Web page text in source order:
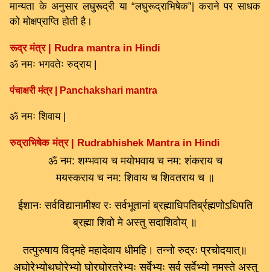
मान्यता के अनुसार लघुरूद्री या “लघुरूद्राभिषेक”| कराने पर साधक
को मोक्षप्राप्ति होती है।
रूद्र मंत्र | Rudra mantra in Hindi
ॐ नमः भगवतेः रुद्राय |
पंचाक्षरी मंत्र | Panchakshari mantra
ॐ नमः शिवाय |
रुद्राभिषेक मंत्र | Rudrabhishek Mantra in Hindi
ॐ नम: शम्भवाय च मयोभवाय च नम: शंकराय च
मयस्कराय च नम: शिवाय च शिवतराय च ॥
ईशानः सर्वविद्यानामीश्व रः सर्वभूतानां ब्रह्माधिपतिर्ब्रह्मणोऽधिपति
ब्रह्मा शिवो मे अस्तु सदाशिवोय् ॥
तत्पुरुषाय विद्महे महादेवाय धीमहि। तन्नो रुद्रः प्रचोदयात्॥
अघोरेभ्योथघोरेभ्यो घोरघोरतरेभ्यः सर्वेभ्यः सर्व सर्वेभ्यो नमस्ते अस्तु